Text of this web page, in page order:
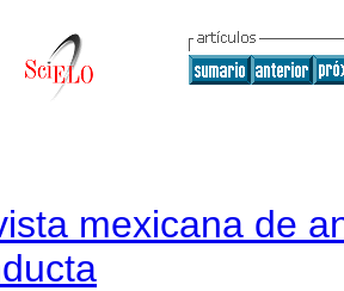
mexicana de